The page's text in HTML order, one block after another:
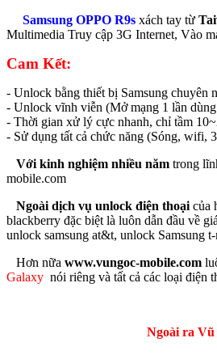
Samsung OPPO R9s xách tay từ
Multimedia Truy cập 3G Internet, Vào
Cam Kết:
- Unlock bằng thiết bị Samsung chuyên
- Unlock vĩnh viễn (Mở mạng 1 lần
- Thời gian xử lý cực nhanh, chỉ tầm
- Sử dụng tất cả chức năng (Sóng, wifi,
Với kinh nghiệm nhiều năm trong
mobile.com
Ngoài dịch vụ unlock điện thoại của
blackberry đặc biệt là luôn dẫn đầu về
unlock samsung at&t, unlock
Hơn nữa www.vungoc-mobile.com
Galaxy nói riêng và tất cả các loại điện
Ngoài ra Vũ